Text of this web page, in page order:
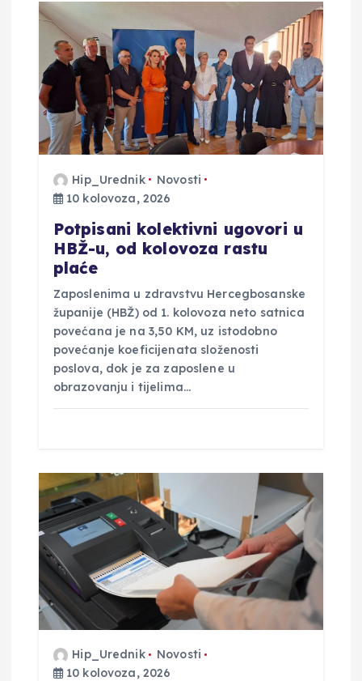
a
o
b
Hip_Urednik
Novosti
10 kolovoza, 2026
Potpisani kolektivni ugovori u
HBŽ-u, od kolovoza rastu
plaće
Zaposlenima u zdravstvu Hercegbosanske
županije (HBŽ) od 1. kolovoza neto satnica
povećana je na 3,50 KM, uz istodobno
povećanje koeficijenata složenosti
poslova, dok je za zaposlene u
obrazovanju i tijelima…
Hip_Urednik
Novosti
10 kolovoza, 2026